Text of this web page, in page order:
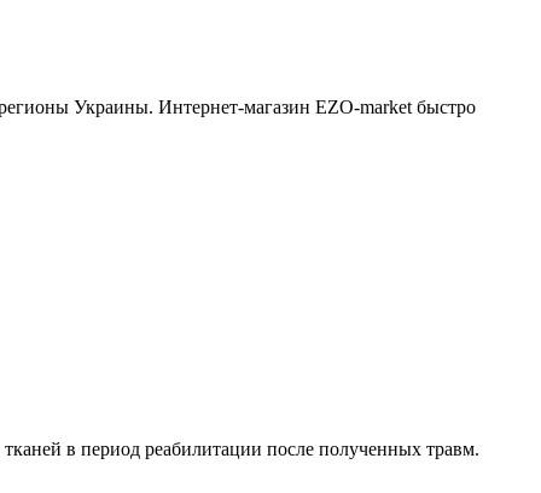
Украины. Интернет-магазин EZO-market быстро
в период реабилитации после полученных травм.